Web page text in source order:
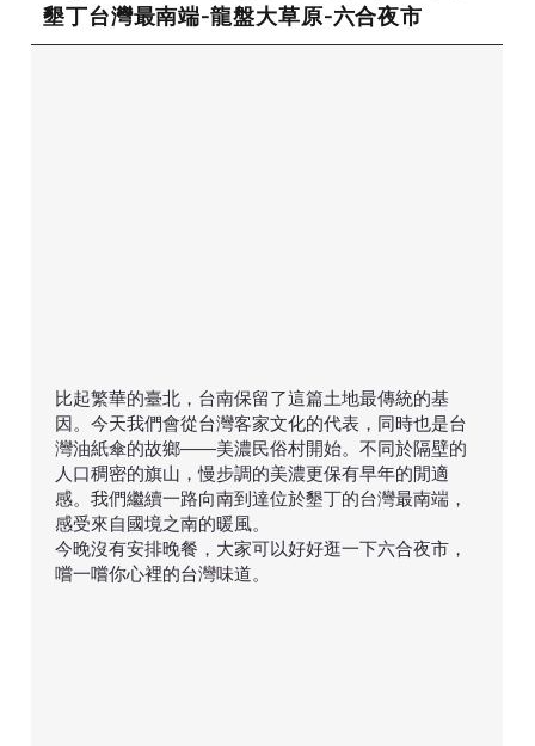
墾丁台灣最南端-龍盤大草原-六合夜市
比起繁華的臺北，台南保留了這篇土地最傳統的基
因。今天我們會從台灣客家文化的代表，同時也是台
灣油紙傘的故鄉——美濃民俗村開始。不同於隔壁的
人口稠密的旗山，慢步調的美濃更保有早年的閒適
感。我們繼續一路向南到達位於墾丁的台灣最南端，
感受來自國境之南的暖風。
今晚沒有安排晚餐，大家可以好好逛一下六合夜市，
嚐一嚐你心裡的台灣味道。